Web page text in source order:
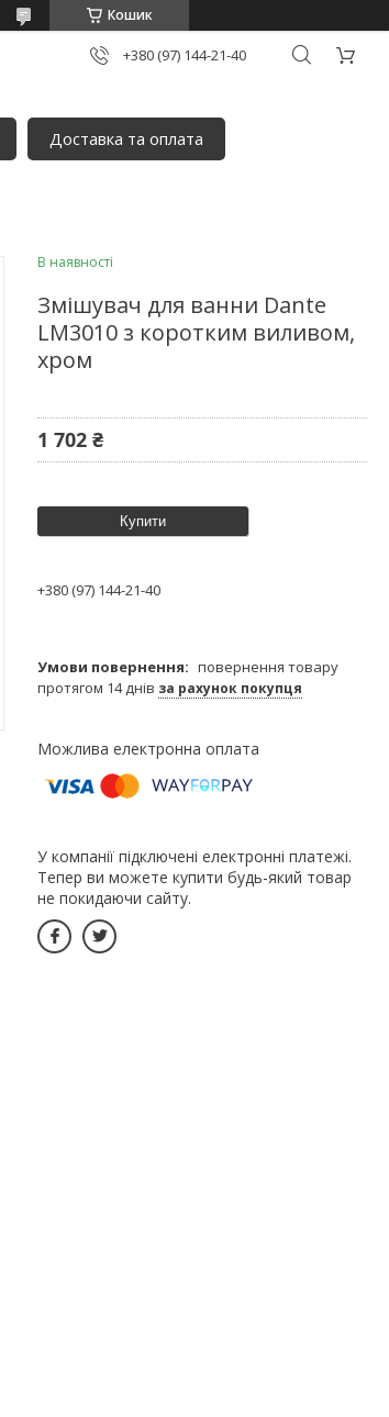
Кошик
+380 (97) 144-21-40
Доставка та оплата
В наявності
Змішувач для ванни Dante
LM3010 з коротким виливом,
хром
1 702 ₴
Купити
+380 (97) 144-21-40
повернення товару
протягом 14 днів за рахунок покупця
У компанії підключені електронні платежі.
Тепер ви можете купити будь-який товар
не покидаючи сайту.